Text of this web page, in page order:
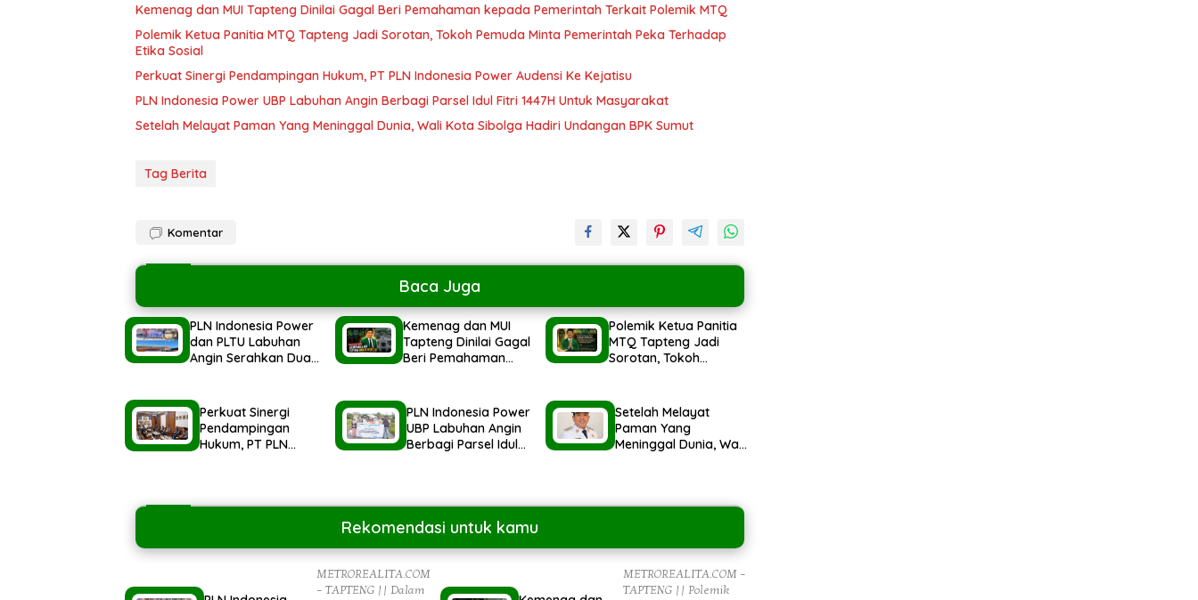
Kemenag dan MUI Tapteng Dinilai Gagal Beri Pemahaman kepada Pemerintah Terkait Polemik MTQ
Polemik Ketua Panitia MTQ Tapteng Jadi Sorotan, Tokoh Pemuda Minta Pemerintah Peka Terhadap
Etika Sosial
Perkuat Sinergi Pendampingan Hukum, PT PLN Indonesia Power Audensi Ke Kejatisu
PLN Indonesia Power UBP Labuhan Angin Berbagi Parsel Idul Fitri 1447H Untuk Masyarakat
Setelah Melayat Paman Yang Meninggal Dunia, Wali Kota Sibolga Hadiri Undangan BPK Sumut
Tag Berita
Komentar
Baca Juga
PLN Indonesia Power
dan PLTU Labuhan
Angin Serahkan Dua
1447H/2026M
Kemenag dan MUI
Tapteng Dinilai Gagal
Beri Pemahaman
Polemik Ketua Panitia
MTQ Tapteng Jadi
Sorotan, Tokoh
Terhadap Etika Sosial
Perkuat Sinergi
Pendampingan
Hukum, PT PLN
PLN Indonesia Power
UBP Labuhan Angin
Berbagi Parsel Idul
Setelah Melayat
Paman Yang
Meninggal Dunia, Wali
Rekomendasi untuk kamu
METROREALITA.COM
– TAPTENG || Dalam
METROREALITA.COM –
TAPTENG || Polemik